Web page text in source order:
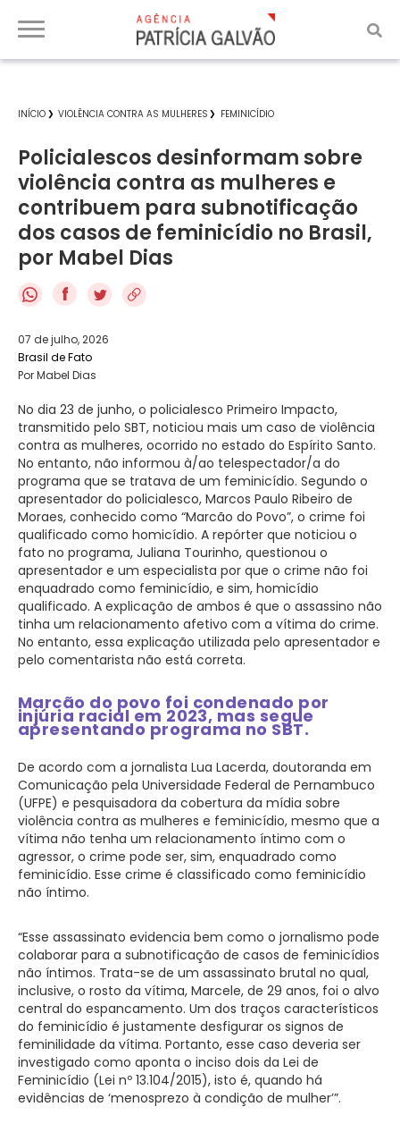
INÍCIO VIOLÊNCIA CONTRA AS MULHERES FEMINICÍDIO
Policialescos desinformam sobre
violência contra as mulheres e
contribuem para subnotificação
dos casos de feminicídio no Brasil,
por Mabel Dias
f
07 de julho, 2026
Brasil de Fato
Por Mabel Dias
No dia 23 de junho, o policialesco Primeiro Impacto,
transmitido pelo SBT, noticiou mais um caso de violência
contra as mulheres, ocorrido no estado do Espírito Santo.
No entanto, não informou à/ao telespectador/a do
programa que se tratava de um feminicídio. Segundo o
apresentador do policialesco, Marcos Paulo Ribeiro de
Moraes, conhecido como “Marcão do Povo”, o crime foi
qualificado como homicídio. A repórter que noticiou o
fato no programa, Juliana Tourinho, questionou o
apresentador e um especialista por que o crime não foi
enquadrado como feminicídio, e sim, homicídio
qualificado. A explicação de ambos é que o assassino não
tinha um relacionamento afetivo com a vítima do crime.
No entanto, essa explicação utilizada pelo apresentador e
pelo comentarista não está correta.
Marcão do povo foi condenado por
injúria racial em 2023, mas segue
apresentando programa no SBT.
De acordo com a jornalista Lua Lacerda, doutoranda em
Comunicação pela Universidade Federal de Pernambuco
(UFPE) e pesquisadora da cobertura da mídia sobre
violência contra as mulheres e feminicídio, mesmo que a
vítima não tenha um relacionamento íntimo com o
agressor, o crime pode ser, sim, enquadrado como
feminicídio. Esse crime é classificado como feminicídio
não íntimo.
“Esse assassinato evidencia bem como o jornalismo pode
colaborar para a subnotificação de casos de feminicídios
não íntimos. Trata-se de um assassinato brutal no qual,
inclusive, o rosto da vítima, Marcele, de 29 anos, foi o alvo
central do espancamento. Um dos traços característicos
do feminicídio é justamente desfigurar os signos de
feminilidade da vítima. Portanto, esse caso deveria ser
investigado como aponta o inciso dois da Lei de
Feminicídio (Lei nº 13.104/2015), isto é, quando há
evidências de ‘menosprezo à condição de mulher’”.